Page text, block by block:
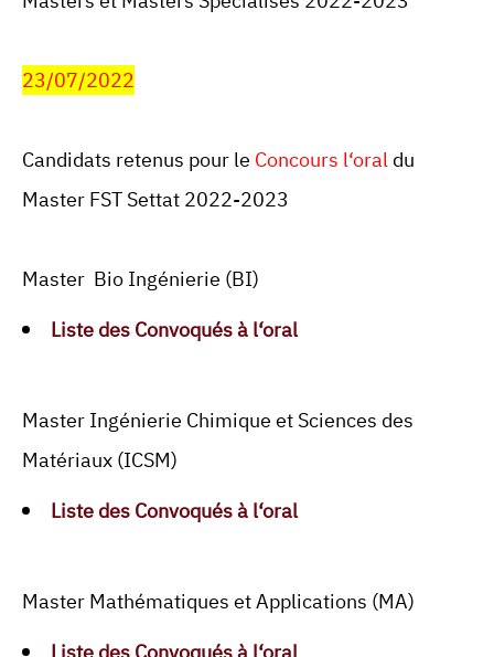
23/07/2022
Candidats retenus pour le Concours l‘oraldu
Master FST Settat 2022-2023
Master Bio Ingénierie (BI)
Liste des Convoqués à l‘oral
Master Ingénierie Chimique et Sciences des
Matériaux (ICSM)
Liste des Convoqués à l‘oral
MasterMathématiques et Applications (MA)